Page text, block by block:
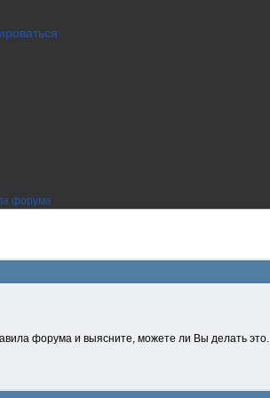
форума и выясните, можете ли Вы делать это.